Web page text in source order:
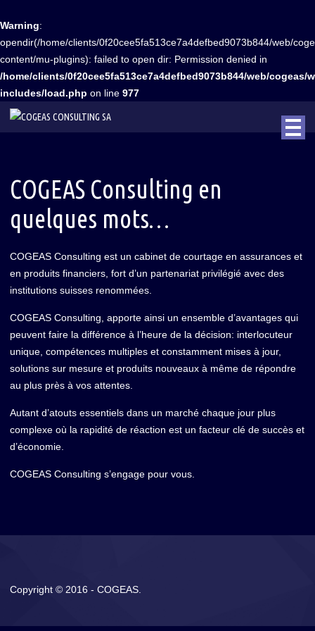
Warning:
opendir(/home/clients/0f20cee5fa513ce7a4defbed9073b844/web/
content/mu-plugins): failed to open dir: Permission denied in
/home/clients/0f20cee5fa513ce7a4defbed9073b844/web/cogeas/
includes/load.php on line 977
COGEAS Consulting en
quelques mots…
COGEAS Consulting est un cabinet de courtage en assurances et
en produits financiers, fort d’un partenariat privilégié avec des
institutions suisses renommées.
COGEAS Consulting, apporte ainsi un ensemble d’avantages qui
peuvent faire la différence à l’heure de la décision: interlocuteur
unique, compétences multiples et constamment mises à jour,
solutions sur mesure et produits nouveaux à même de répondre
au plus près à vos attentes.
Autant d’atouts essentiels dans un marché chaque jour plus
complexe où la rapidité de réaction est un facteur clé de succès et
d’économie.
COGEAS Consulting s’engage pour vous.
Copyright © 2016 - COGEAS.